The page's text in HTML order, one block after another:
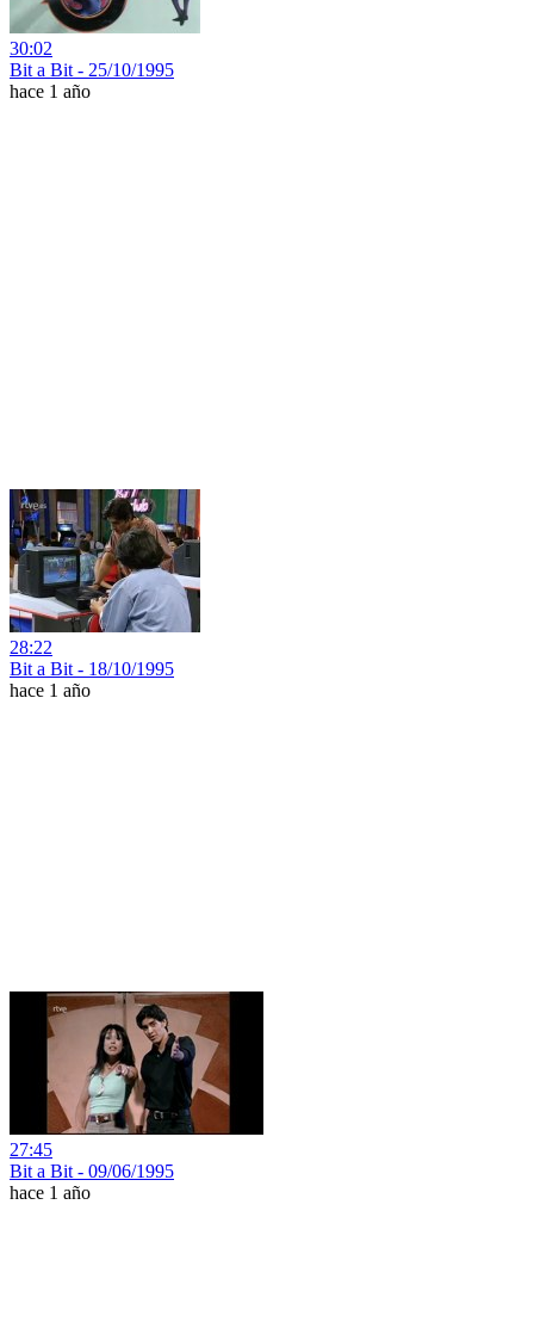
30:02
Bit a Bit - 25/10/1995
hace 1 año
28:22
Bit a Bit - 18/10/1995
hace 1 año
27:45
Bit a Bit - 09/06/1995
hace 1 año